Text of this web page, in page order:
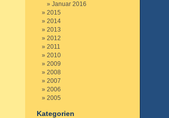
Januar 2016
2015
2014
2013
2012
2011
2010
2009
2008
2007
2006
2005
Kategorien